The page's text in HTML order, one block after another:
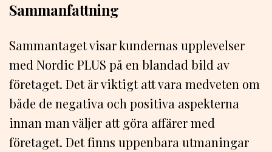
Sammanfattning
Sammantaget visar kundernas upplevelser
med Nordic PLUS på en blandad bild av
företaget. Det är viktigt att vara medveten om
både de negativa och positiva aspekterna
innan man väljer att göra affärer med
företaget. Det finns uppenbara utmaningar